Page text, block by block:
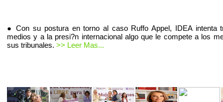
● Con su postura en torno al caso Ruffo Appel, IDEA intenta
medios y a la presi?n internacional algo que le compete a los
sus tribunales. >> Leer Mas...